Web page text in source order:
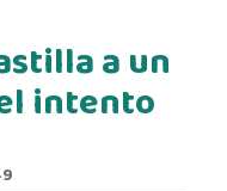
a un
intento